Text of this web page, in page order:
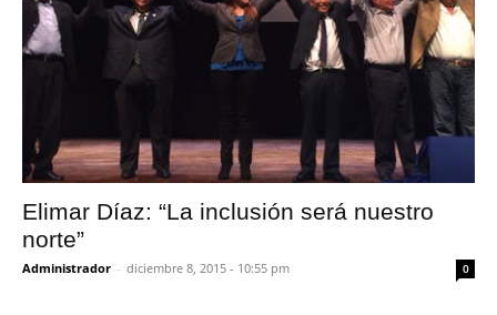
Elimar Díaz: “La inclusión será nuestro
norte”
Administrador - diciembre 8, 2015 - 10:55 pm 0